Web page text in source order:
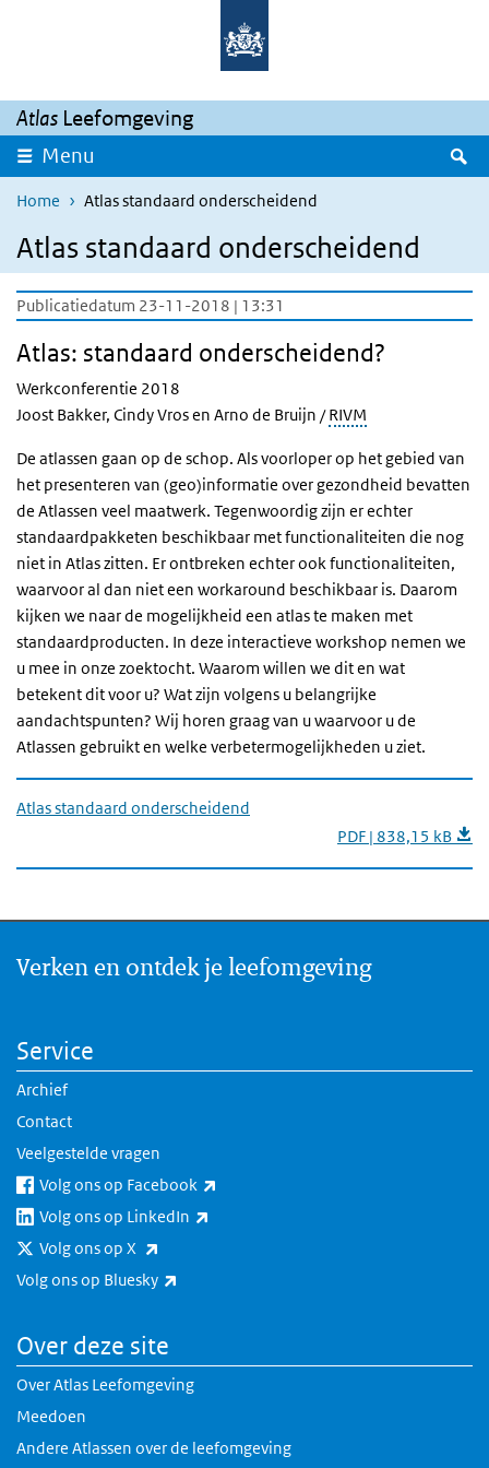
Overslaan en naar de inhoud gaan
Atlas Leefomgeving
Menu
Home Atlas standaard onderscheidend
Atlas standaard onderscheidend
Publicatiedatum 23-11-2018 | 13:31
Atlas: standaard onderscheidend?
Werkconferentie 2018
Joost Bakker, Cindy Vros en Arno de Bruijn /RIVM
De atlassen gaan op de schop. Als voorloper op het gebied van
het presenteren van (geo)informatie over gezondheid bevatten
de Atlassen veel maatwerk. Tegenwoordig zijn er echter
standaardpakketen beschikbaar met functionaliteiten die nog
niet in Atlas zitten. Er ontbreken echter ook functionaliteiten,
waarvoor al dan niet een workaround beschikbaar is. Daarom
kijken we naar de mogelijkheid een atlas te maken met
standaardproducten. In deze interactieve workshop nemen we
u mee in onze zoektocht. Waarom willen we dit en wat
betekent dit voor u? Wat zijn volgens u belangrijke
aandachtspunten? Wij horen graag van u waarvoor u de
Atlassen gebruikt en welke verbetermogelijkheden u ziet.
Atlas standaard onderscheidend
PDF | 838,15 kB
Verken en ontdek je leefomgeving
Service
Archief
Contact
Veelgestelde vragen
Volg ons op Facebook
Volg ons op LinkedIn
Volg ons op X
Volg ons op Bluesky
Over deze site
Over Atlas Leefomgeving
Meedoen
Andere Atlassen over de leefomgeving